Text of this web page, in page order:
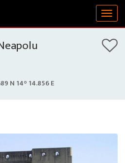
N 14° 14.856 E